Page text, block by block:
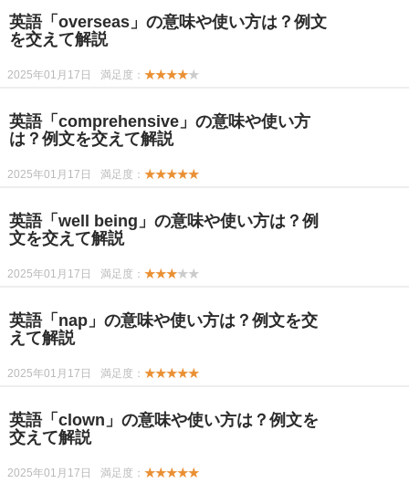
英語「overseas」の意味や使い方は？例文
を交えて解説
2025年01月17日 満足度： ★★★★★
英語「comprehensive」の意味や使い方
は？例文を交えて解説
2025年01月17日 満足度： ★★★★★
英語「well being」の意味や使い方は？例
文を交えて解説
2025年01月17日 満足度： ★★★★★
英語「nap」の意味や使い方は？例文を交
えて解説
2025年01月17日 満足度： ★★★★★
英語「clown」の意味や使い方は？例文を
交えて解説
2025年01月17日 満足度： ★★★★★